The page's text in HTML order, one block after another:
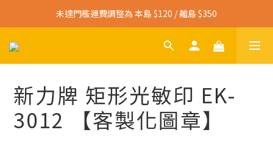
寄送免運門檻調整為 本島 $3,000 / 離島 $4,500
未達門檻運費調整為 本島 $120 / 離島 $350
寄送免運門檻調整為 本島 $3,000 / 離島 $4,500
新力牌 矩形光敏印 EK-
3012 【客製化圖章】